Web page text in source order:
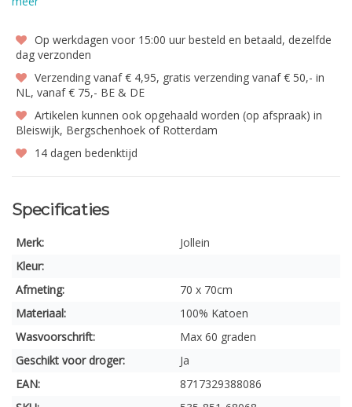
Op werkdagen voor 15:00 uur besteld en betaald, dezelfde
dag verzonden
Verzending vanaf € 4,95, gratis verzending vanaf € 50,- in
NL, vanaf € 75,- BE & DE
Artikelen kunnen ook opgehaald worden (op afspraak) in
Bleiswijk, Bergschenhoek of Rotterdam
14 dagen bedenktijd
Specificaties
Merk:
Jollein
Kleur:
Afmeting:
70 x 70cm
Materiaal:
100% Katoen
Wasvoorschrift:
Max 60 graden
Geschikt voor droger:
Ja
EAN:
8717329388086